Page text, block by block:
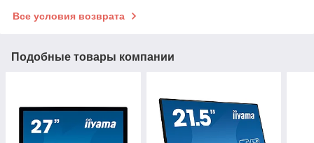
Все условия возврата
Подобные товары компании